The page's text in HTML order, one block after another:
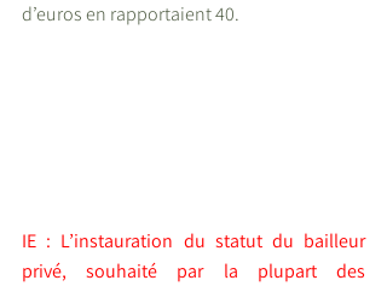
d’euros en rapportaient 40.
IE : L’instauration du statut du bailleur
privé, souhaité par la plupart des